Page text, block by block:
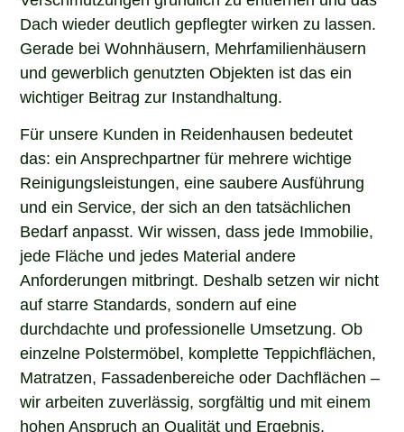
Dach wieder deutlich gepflegter wirken zu lassen.
Gerade bei Wohnhäusern, Mehrfamilienhäusern
und gewerblich genutzten Objekten ist das ein
wichtiger Beitrag zur Instandhaltung.
Für unsere Kunden in Reidenhausen bedeutet
das: ein Ansprechpartner für mehrere wichtige
Reinigungsleistungen, eine saubere Ausführung
und ein Service, der sich an den tatsächlichen
Bedarf anpasst. Wir wissen, dass jede Immobilie,
jede Fläche und jedes Material andere
Anforderungen mitbringt. Deshalb setzen wir nicht
auf starre Standards, sondern auf eine
durchdachte und professionelle Umsetzung. Ob
einzelne Polstermöbel, komplette Teppichflächen,
Matratzen, Fassadenbereiche oder Dachflächen –
wir arbeiten zuverlässig, sorgfältig und mit einem
hohen Anspruch an Qualität und Ergebnis.